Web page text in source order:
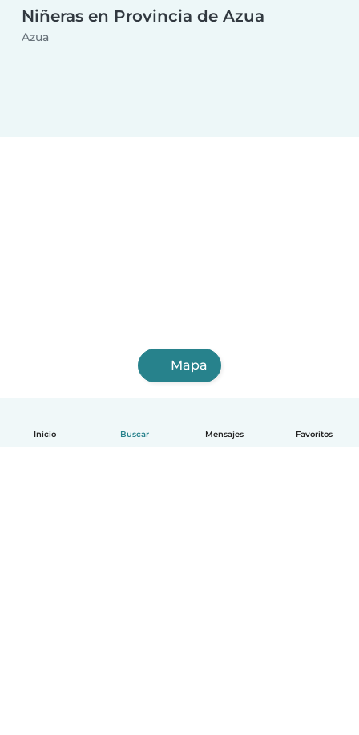
Inicio Buscar Mensajes Favoritos
Niñeras en Provincia de Azua
Azua
Mapa